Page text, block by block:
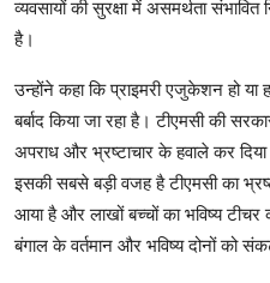
व्यवसायों की सुरक्षा में असमर्थता
है।
उन्होंने कहा कि प्राइमरी एजुकेशन हो या
बर्बाद किया जा रहा है। टीएमसी की
अपराध और भ्रष्टाचार के हवाले कर
इसकी सबसे बड़ी वजह है टीएमसी का
आया है और लाखों बच्चों का भविष्य
बंगाल के वर्तमान और भविष्य दोनों को